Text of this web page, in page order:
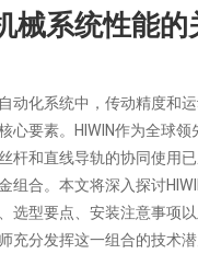
械系统性能的
动化系统中，传动精度和
心要素。HIWIN作为全球领
杆和直线导轨的协同使用
组合。本文将深入探讨
选型要点、安装注意事项
充分发挥这一组合的技术